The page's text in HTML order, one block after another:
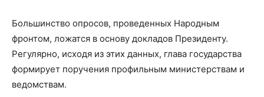
Большинство опросов, проведенных Народным
фронтом, ложатся в основу докладов Президенту.
Регулярно, исходя из этих данных, глава государства
формирует поручения профильным министерствам и
ведомствам.